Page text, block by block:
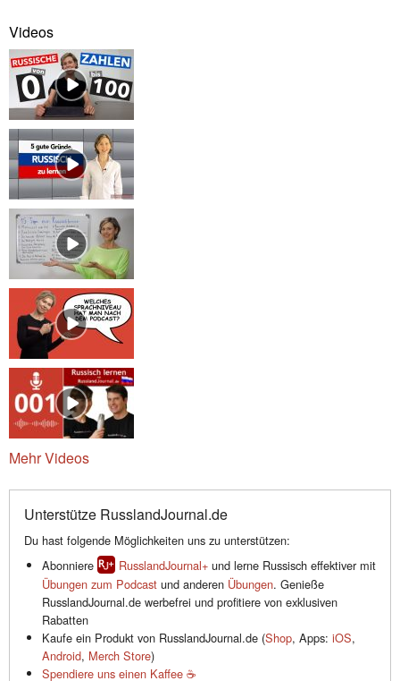
Videos
Mehr Videos
Unterstütze RusslandJournal.de
Du hast folgende Möglichkeiten uns zu unterstützen:
Abonniere
RusslandJournal+ und lerne Russisch effektiver mit
Übungen zum Podcast und anderen Übungen. Genieße
RusslandJournal.de werbefrei und profitiere von exklusiven
Rabatten
Kaufe ein Produkt von RusslandJournal.de (Shop, Apps: iOS,
Android, Merch Store)
Spendiere uns einen Kaffee ☕️